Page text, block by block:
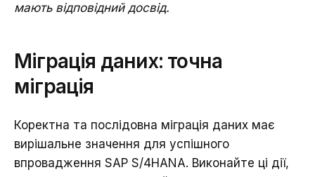
мають відповідний досвід.
Міграція даних: точна
міграція
Коректна та послідовна міграція даних має
вирішальне значення для успішного
впровадження SAP S/4HANA. Виконайте ці дії,